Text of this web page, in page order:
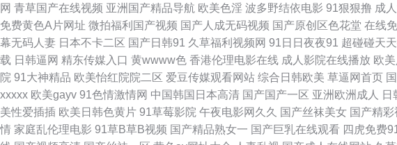
伦理 日韩欧美中文字 乱子伦国产精品2 国产精品久婷 岛国下线第一页 AV大香蕉伊人 91啪
费视频 91性爱A片 91免费网站在线观看大全 91黑丝美女艹逼 亚洲色图欧美色图天美 熟女撸
伊人 日日撸夜夜操天天摸 欧美在线成人网 久槽影院 豆花视频另类视频 wwwsaocom 91试看
资源总站 91免费网观看 91传媒电影院 在线免费小视频 亚洲阿v免费在线视频 手机av福利 国
网 青草国产在线视频 亚洲国产精品导航 欧美色淫 波多野结依电影 91狠狠撸 成
免费黄色A片网址 微拍福利国产视频 国产人成无码视频 国产原创区色花堂 在线
幕无码人妻 日本不卡二区 国产日韩91 久草福利视频网 91日日夜夜91 超碰碰天
载 日韩逼网 精东传媒入口 黄wwww色 香港伦理电影在线 成人影院在线播放 欧
院 91大神精品 欧美怡红院院二区 爱豆传媒观看网站 综合日韩欧美 草逼网首页
xxxxx 欧美gayv 91色情激情网 中国韩国日本高清 国产国产一区 亚洲欧洲成人 日
美性爱插插 欧美日韩色黄片 91草莓影院 午夜电影网久久 国产丝袜美女 国产精彩
情 家庭乱伦理电影 91草B草B视频 国产精品熟女一 国产巨乳在线观看 四虎免费